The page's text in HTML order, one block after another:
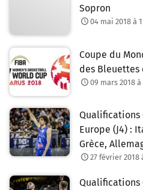
Sopron
04 mai 2018 à
Coupe du
des Bleuettes
09 mars 2018 à
Qualifications
Europe (J4) :
Grèce,
27 février 2018
Qualifications